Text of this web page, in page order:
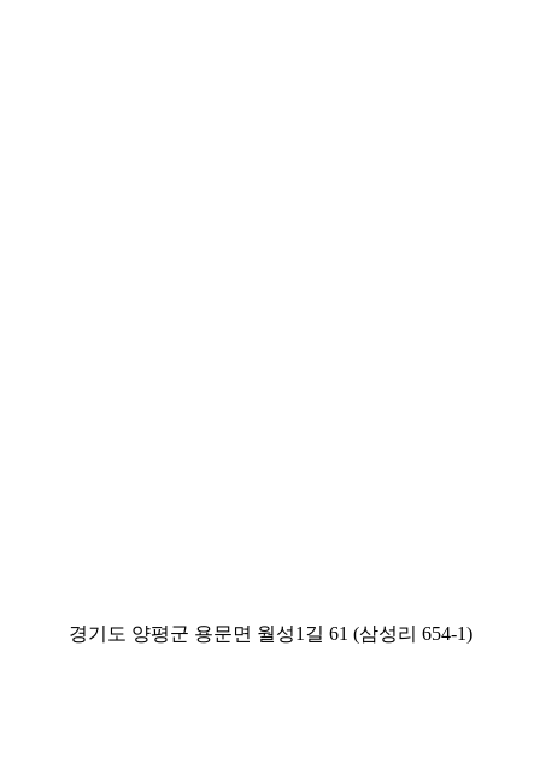
경기도 양평군 용문면 월성1길 61 (삼성리 654-1)